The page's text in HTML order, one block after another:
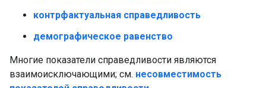
контрфактуальная справедливость
демографическое равенство
Многие показатели справедливости являются
взаимоисключающими; см. несовместимость